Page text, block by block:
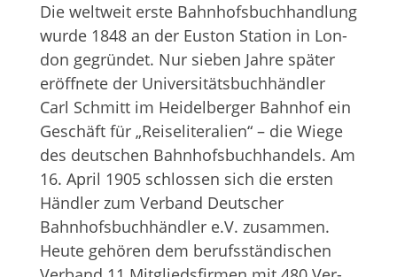
Die welt­weit erste Bahn­hofs­buch­hand­lung
wurde 1848 an der Eus­ton Sta­tion in Lon­
don gegrün­det. Nur sie­ben Jahre spä­ter
eröff­nete der Uni­ver­si­täts­buch­händ­ler
Carl Schmitt im Hei­del­ber­ger Bahn­hof ein
Geschäft für „Rei­se­li­te­ra­lien“ – die Wiege
des deut­schen Bahn­hofs­buch­han­dels. Am
16. April 1905 schlos­sen sich die ers­ten
Händ­ler zum Ver­band Deut­scher
Bahnhofs­buchhändler e.V. zusam­men.
Heute gehö­ren dem berufs­stän­di­schen